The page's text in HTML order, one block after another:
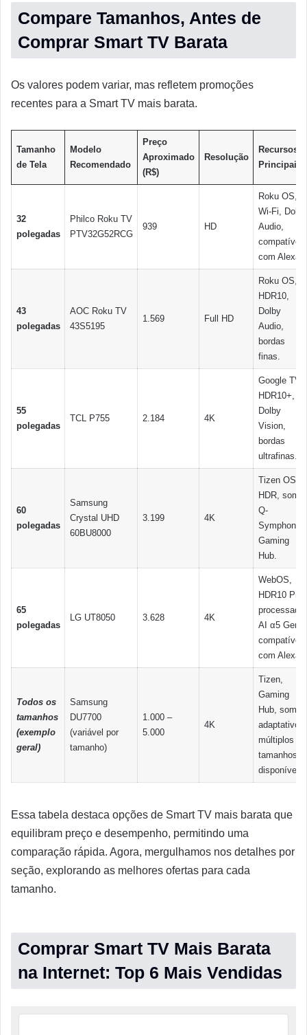
Compare Tamanhos, Antes de
Comprar Smart TV Barata
Os valores podem variar, mas refletem promoções
recentes para a Smart TV mais barata.
Tamanho
de Tela
Modelo
Recomendado
Preço
Aproximado
(R$)
Resolução
Recursos
Principais
32
polegadas
Philco Roku TV
PTV32G52RCG
939 HD
Roku OS,
Wi-Fi, Dolby
Audio,
compatível
com Alexa.
43
polegadas
AOC Roku TV
43S5195
1.569 Full HD
Roku OS,
HDR10,
Dolby
Audio,
bordas
finas.
55
polegadas
TCL P755 2.184 4K
Google TV,
HDR10+,
Dolby
Vision,
bordas
ultrafinas.
60
polegadas
Samsung
Crystal UHD
60BU8000
3.199 4K
Tizen OS,
HDR, som
Q-
Symphony,
Gaming
Hub.
65
polegadas
LG UT8050 3.628 4K
WebOS,
HDR10 Pro,
processador
AI α5 Gen7,
compatível
com Alexa.
Todos os
tamanhos
(exemplo
geral)
Samsung
DU7700
(variável por
tamanho)
1.000 –
5.000
4K
Tizen,
Gaming
Hub, som
adaptativo,
múltiplos
tamanhos
disponíveis.
Essa tabela destaca opções de Smart TV mais barata que
equilibram preço e desempenho, permitindo uma
comparação rápida. Agora, mergulhamos nos detalhes por
seção, explorando as melhores ofertas para cada
tamanho.
Comprar Smart TV Mais Barata
na Internet: Top 6 Mais Vendidas